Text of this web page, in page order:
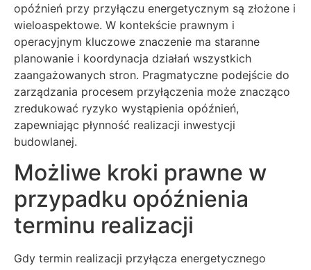
opóźnień przy przyłączu energetycznym są złożone i
wieloaspektowe. W kontekście prawnym i
operacyjnym kluczowe znaczenie ma staranne
planowanie i koordynacja działań wszystkich
zaangażowanych stron. Pragmatyczne podejście do
zarządzania procesem przyłączenia może znacząco
zredukować ryzyko wystąpienia opóźnień,
zapewniając płynność realizacji inwestycji
budowlanej.
Możliwe kroki prawne w
przypadku opóźnienia
terminu realizacji
Gdy termin realizacji przyłącza energetycznego